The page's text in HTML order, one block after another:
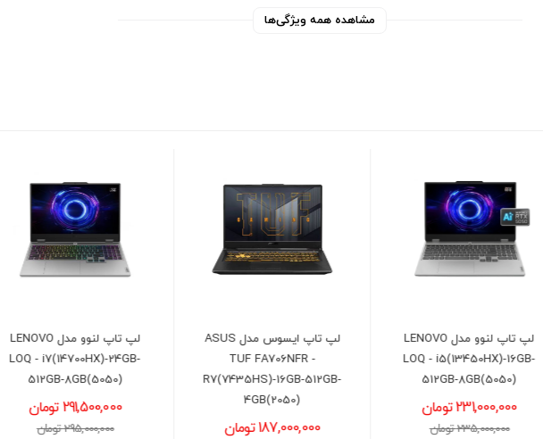
مشاهده همه ویژگی‌ها
لپ تاپ ایسوس مدل ASUS
TUF FA706NFR -
R7(7435HS)-16GB-512GB-
4GB(2050)
187,000,000 تومان
لپ تاپ لنوو مدل LENOVO
LOQ - i7(14700HX)-24GB-
512GB-8GB(5050)
291,500,000 تومان
295,000,000 تومان
لپ تاپ ایسوس مدل ASUS
V16 V3607VH - Core
7(240H)-16GB-1TB-
8GB(5060)
291,500,000 تومان